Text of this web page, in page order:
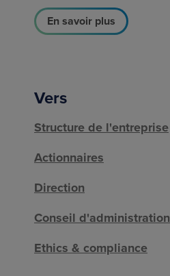
En savoir plus
Vers
Structure de l'entreprise
Actionnaires
Direction
Conseil d'administration
Ethics & compliance